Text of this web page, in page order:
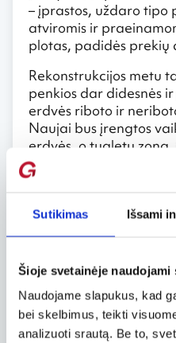
Sutikimas Išsami
Šioje svetainėje naudojami
Naudojame slapukus, kad
bei skelbimus, teikti
analizuoti srautą. Be to,
– įprastos, uždaro tipo
atviromis ir
plotas, padidės prekių
Rekonstrukcijos metu
penkios dar didesnės
erdvės riboto ir
Naujai bus įrengtos
erdvės, o tualetų
bus praplėsti.
rekonstrukcija, Kauno
galimi laikini
trunkančių aviacijos
patikros procedūrų,
parduotuvių ar kavinių
tikisi keleivių